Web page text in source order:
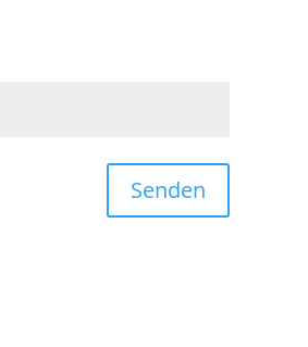
Senden